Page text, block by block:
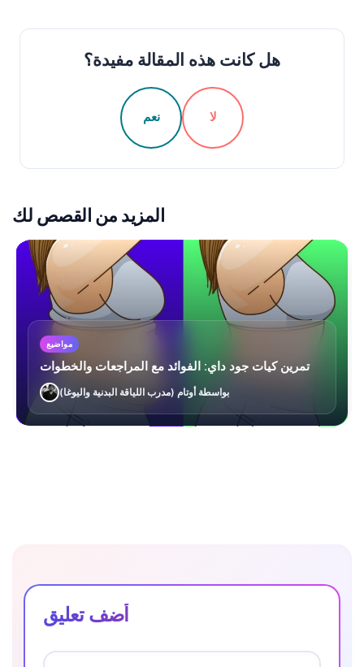
هل كانت هذه المقالة مفيدة؟
نعم لا
المزيد من القصص لك
مواضيع
تمرين كيات جود داي: الفوائد مع المراجعات والخطوات
بواسطة أوتام (مدرب اللياقة البدنية واليوغا)
أضف تعليق